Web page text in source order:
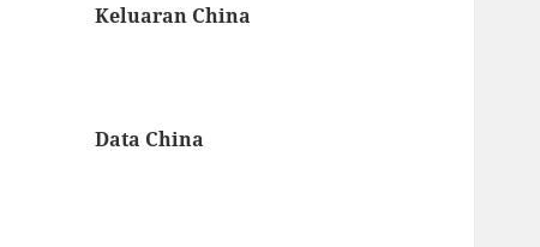
Keluaran China
Data China